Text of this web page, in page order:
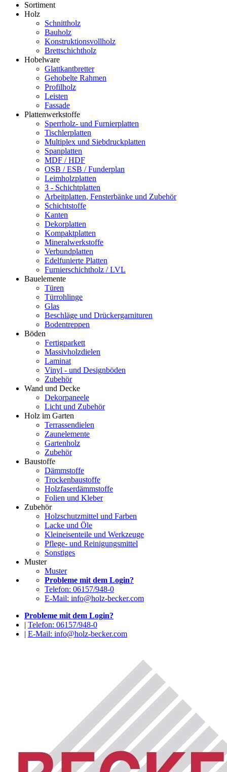
Sortiment
Holz
Schnittholz
Bauholz
Konstruktionsvollholz
Brettschichtholz
Hobelware
Glattkantbretter
Gehobelte Rahmen
Profilholz
Leisten
Fassade
Plattenwerkstoffe
Sperrholz- und Furnierplatten
Tischlerplatten
Multiplex und Siebdruckplatten
Spanplatten
MDF / HDF
OSB / ESB / Funderplan
Leimholzplatten
3 - Schichtplatten
Arbeitplatten, Fensterbänke und Zubehör
Schichtstoffe
Kanten
Dekorplatten
Kompaktplatten
Mineralwerkstoffe
Verbundplatten
Edelfunierte Platten
Furnierschichtholz / LVL
Bauelemente
Türen
Türrohlinge
Glas
Beschläge und Drückergarnituren
Bodentreppen
Böden
Fertigparkett
Massivholzdielen
Laminat
Vinyl - und Designböden
Zubehör
Wand und Decke
Dekorpaneele
Licht und Zubehör
Holz im Garten
Terrassendielen
Zaunelemente
Gartenholz
Zubehör
Baustoffe
Dämmstoffe
Trockenbaustoffe
Holzfaserdämmstoffe
Folien und Kleber
Zubehör
Holzschutzmittel und Farben
Lacke und Öle
Kleineisenteile und Werkzeuge
Pflege- und Reinigungsmittel
Sonstiges
Muster
Muster
Probleme mit dem Login?
Telefon: 06157/948-0
E-Mail: info@holz-becker.com
Probleme mit dem Login?
| Telefon: 06157/948-0
| E-Mail: info@holz-becker.com